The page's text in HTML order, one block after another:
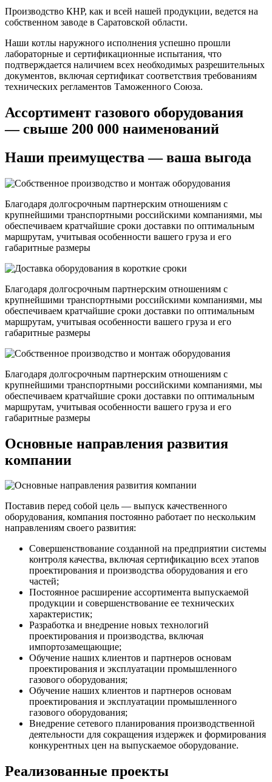
Производство КНР, как и всей нашей продукции, ведется на
собственном заводе в Саратовской области.
Наши котлы наружного исполнения успешно прошли
лабораторные и сертификационные испытания, что
подтверждается наличием всех необходимых разрешительных
документов, включая сертификат соответствия требованиям
технических регламентов Таможенного Союза.
Ассортимент газового оборудования
— свыше 200 000 наименований
Наши преимущества — ваша выгода
Благодаря долгосрочным партнерским отношениям с
крупнейшими транспортными российскими компаниями, мы
обеспечиваем кратчайшие сроки доставки по оптимальным
маршрутам, учитывая особенности вашего груза и его
габаритные размеры
Благодаря долгосрочным партнерским отношениям с
крупнейшими транспортными российскими компаниями, мы
обеспечиваем кратчайшие сроки доставки по оптимальным
маршрутам, учитывая особенности вашего груза и его
габаритные размеры
Благодаря долгосрочным партнерским отношениям с
крупнейшими транспортными российскими компаниями, мы
обеспечиваем кратчайшие сроки доставки по оптимальным
маршрутам, учитывая особенности вашего груза и его
габаритные размеры
Основные направления развития
компании
Поставив перед собой цель — выпуск качественного
оборудования, компания постоянно работает по нескольким
направлениям своего развития:
Совершенствование созданной на предприятии системы
контроля качества, включая сертификацию всех этапов
проектирования и производства оборудования и его
частей;
Постоянное расширение ассортимента выпускаемой
продукции и совершенствование ее технических
характеристик;
Разработка и внедрение новых технологий
проектирования и производства, включая
импортозамещающие;
Обучение наших клиентов и партнеров основам
проектирования и эксплуатации промышленного
газового оборудования;
Обучение наших клиентов и партнеров основам
проектирования и эксплуатации промышленного
газового оборудования;
Внедрение сетевого планирования производственной
деятельности для сокращения издержек и формирования
конкурентных цен на выпускаемое оборудование.
Реализованные проекты